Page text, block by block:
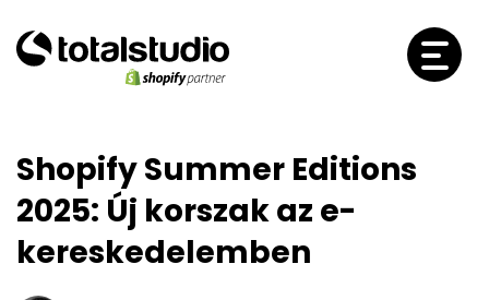
Shopify Summer Editions
2025: Új korszak az e-
kereskedelemben